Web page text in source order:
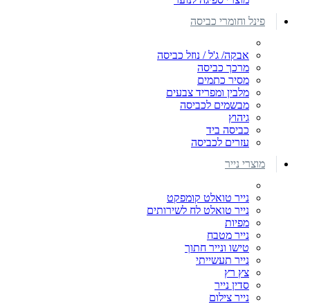
פינל וחומרי כביסה
אבקה/ ג'ל / נוזל כביסה
מרכך כביסה
מסיר כתמים
מלבין ומפריד צבעים
מבשמים לכביסה
גיהוץ
כביסה ביד
עזרים לכביסה
מוצרי נייר
נייר טואלט קומפקט
נייר טואלט לח לשירותים
מפיות
נייר מטבח
טישו ונייר חתוך
נייר תעשייתי
צץ רץ
סדין נייר
נייר צילום